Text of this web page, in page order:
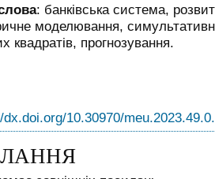
: банківська система,
моделювання,
квадратів, прогнозування.
dx.doi.org/10.30970/